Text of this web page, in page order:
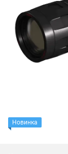
Новинка